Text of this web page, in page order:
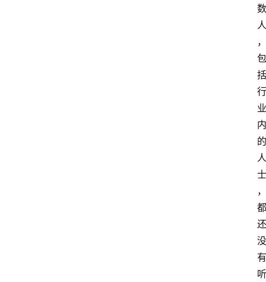
数
人
，
包
括
行
业
内
的
人
士
，
都
还
没
有
听